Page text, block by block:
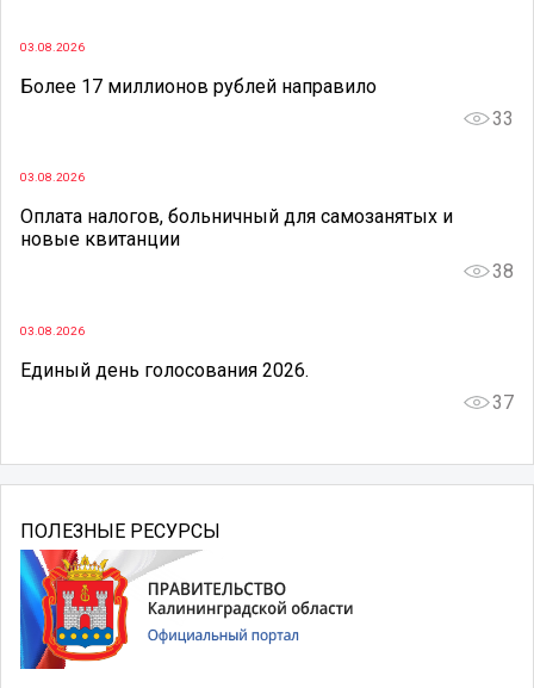
03.08.2026
Более 17 миллионов рублей направило
33
03.08.2026
Оплата налогов, больничный для самозанятых и
новые квитанции
38
03.08.2026
Единый день голосования 2026.
37
ПОЛЕЗНЫЕ РЕСУРСЫ